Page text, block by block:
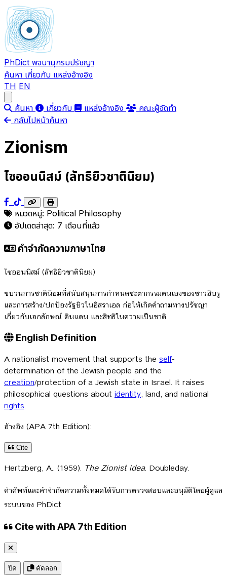
PhDict พจนานุกรมปรัชญา
ค้นหา เกี่ยวกับ แหล่งอ้างอิง
TH EN
ค้นหา เกี่ยวกับ แหล่งอ้างอิง
คณะผู้จัดทำ
กลับไปหน้าค้นหา
Zionism
ไซออนนิสม์ (ลัทธิยิวชาตินิยม)
หมวดหมู่: Political Philosophy
อัปเดตล่าสุด: 7 เดือนที่แล้ว
คำจำกัดความภาษาไทย
ไซออนนิสม์ (ลัทธิยิวชาตินิยม)
ขบวนการชาตินิยมที่สนับสนุนการกำหนดชะตากรรมตนเองของชาวฮิบรู
และการสร้าง/ปกป้องรัฐยิวในอิสราเอล ก่อให้เกิดคำถามทางปรัชญา
เกี่ยวกับเอกลักษณ์ ดินแดน และสิทธิในความเป็นชาติ
English Definition
A nationalist movement that supports the self-
determination of the Jewish people and the
creation/protection of a Jewish state in Israel. It raises
philosophical questions about identity, land, and national
rights.
อ้างอิง (APA 7th Edition):
Cite
Hertzberg, A.. (1959). The Zionist idea. Doubleday.
คำศัพท์และคำจำกัดความทั้งหมดได้รับการตรวจสอบและอนุมัติโดยผู้ดูแล
ระบบของ PhDict
Cite with APA 7th Edition
ปิด คัดลอก